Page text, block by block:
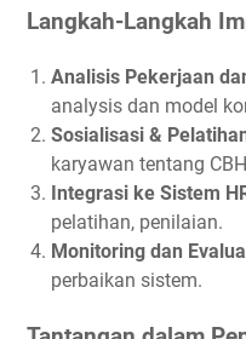
Langkah-Langkah
Analisis Pekerjaan
analysis dan model
Sosialisasi &
karyawan tentang
Integrasi ke Sistem
pelatihan, penilaian.
Monitoring dan
perbaikan sistem.